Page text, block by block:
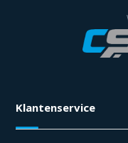
Klantenservice